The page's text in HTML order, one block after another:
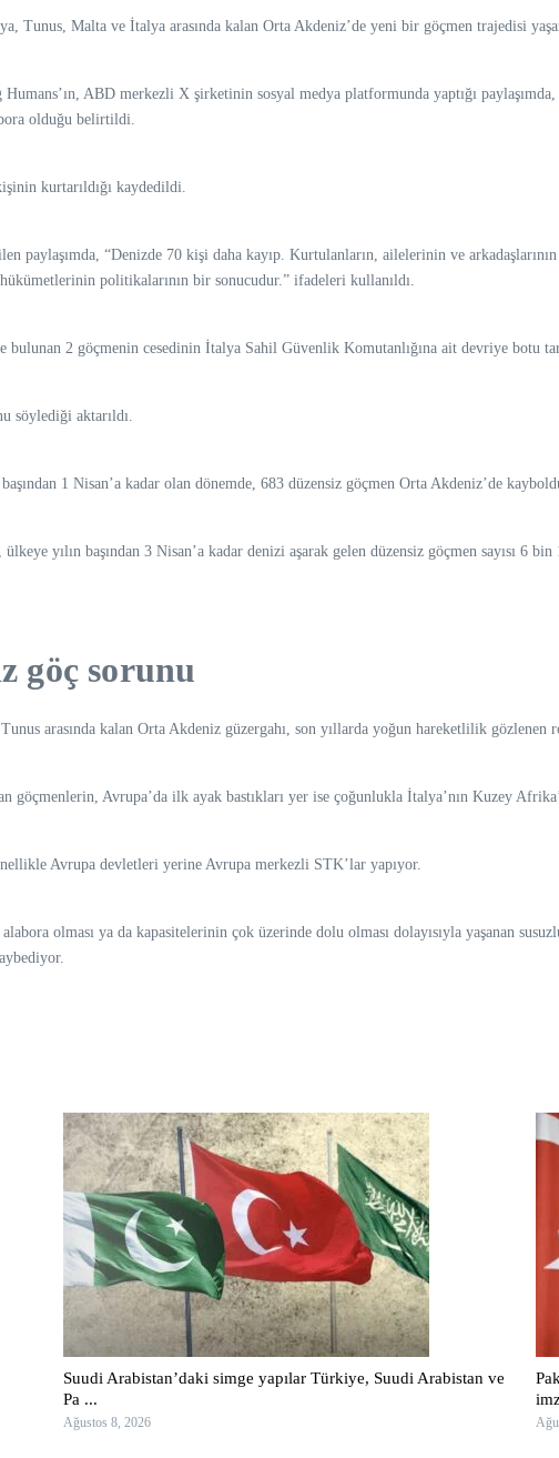
Tunus, Malta ve İtalya arasında kalan Orta Akdeniz’de yeni bir göçmen trajedisi
ABD merkezli X şirketinin sosyal medya platformunda yaptığı
olduğu belirtildi.
kurtarıldığı kaydedildi.
paylaşımda, “Denizde 70 kişi daha kayıp. Kurtulanların, ailelerinin ve
politikalarının bir sonucudur.” ifadeleri kullanıldı.
bulunan 2 göçmenin cesedinin İtalya Sahil Güvenlik Komutanlığına ait devriye botu
söylediği aktarıldı.
1 Nisan’a kadar olan dönemde, 683 düzensiz göçmen Orta Akdeniz’de
yılın başından 3 Nisan’a kadar denizi aşarak gelen düzensiz göçmen sayısı 6
göç sorunu
arasında kalan Orta Akdeniz güzergahı, son yıllarda yoğun hareketlilik gözlenen
Avrupa’da ilk ayak bastıkları yer ise çoğunlukla İtalya’nın Kuzey
Avrupa devletleri yerine Avrupa merkezli STK’lar yapıyor.
olması ya da kapasitelerinin çok üzerinde dolu olması dolayısıyla yaşanan
Suudi Arabistan’daki simge yapılar Türkiye, Suudi Arabistan ve
Pa ...
Ağustos 8, 2026